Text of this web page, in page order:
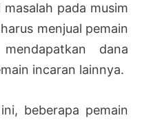
pada musim
menjual pemain
dana
incaran lainnya.
beberapa pemain